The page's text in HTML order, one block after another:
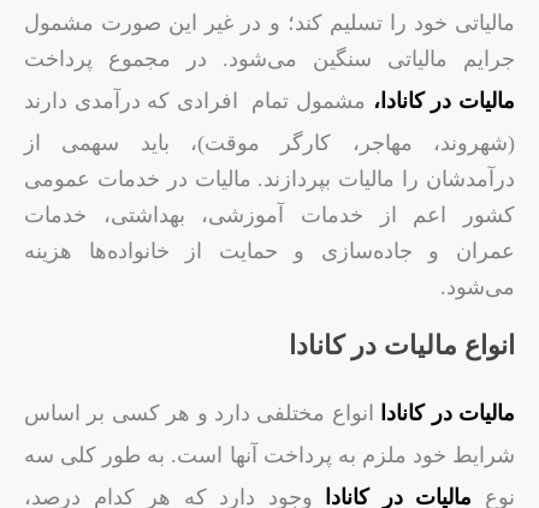
مالیاتی خود را تسلیم کند؛ و در غیر این صورت مشمول
جرایم مالیاتی سنگین می‌شود. در مجموع پرداخت
مالیات در کانادا، مشمول تمام افرادی که درآمدی دارند
(شهروند، مهاجر، کارگر موقت)، باید سهمی از
درآمدشان را مالیات بپردازند. مالیات در خدمات عمومی
کشور اعم از خدمات آموزشی، بهداشتی، خدمات
عمران و جاده‌سازی و حمایت از خانواده‌ها هزینه
می‌شود.
انواع مالیات در کانادا
مالیات در کانادا
انواع مختلفی دارد و هر کسی بر اساس
شرایط خود ملزم به پرداخت آنها است. به طور کلی سه
نوع مالیات در کانادا
وجود دارد که هر کدام درصد،